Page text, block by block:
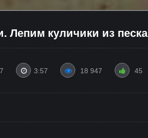
Лепим куличики из песка
3:57 18 947 45